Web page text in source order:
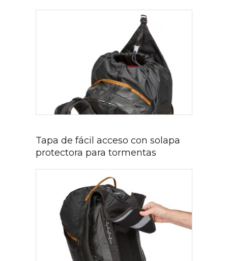
Tapa de fácil acceso con solapa
protectora para tormentas